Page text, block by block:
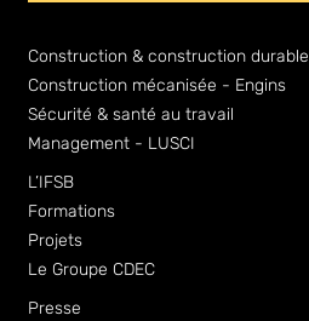
Construction & construction durable
Construction mécanisée - Engins
Sécurité & santé au travail
Management - LUSCI
L’IFSB
Formations
Projets
Le Groupe CDEC
Presse